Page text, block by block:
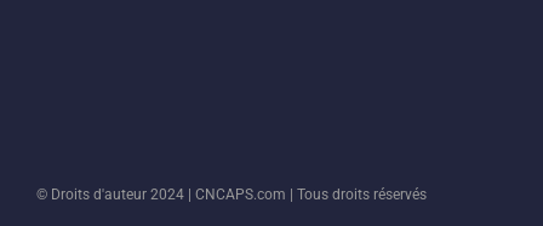
© Droits d'auteur 2024 | CNCAPS.com | Tous droits réservés